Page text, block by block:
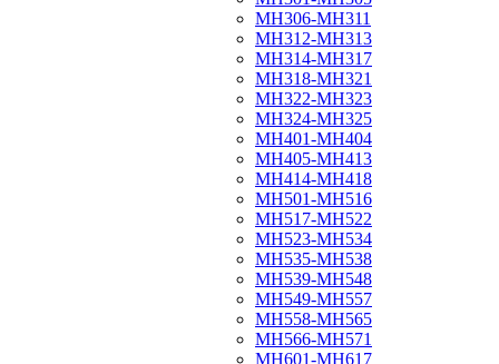
МН306-МН311
МН312-МН313
МН314-МН317
МН318-МН321
МН322-МН323
МН324-МН325
МН401-МН404
МН405-МН413
МН414-МН418
МН501-МН516
МН517-МН522
МН523-МН534
МН535-МН538
МН539-МН548
МН549-МН557
МН558-МН565
МН566-МН571
МН601-МН617